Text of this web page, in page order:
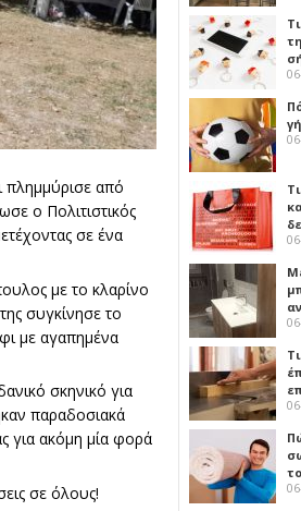
πλημμύρισε από
ο Πολιτιστικός
σε ένα
με το κλαρίνο
συγκίνησε το
με αγαπημένα
σκηνικό για
παραδοσιακά
για ακόμη μία φορά
σε όλους!